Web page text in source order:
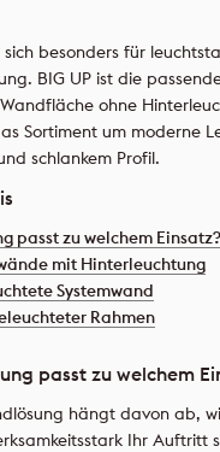
sich besonders für
BIG UP ist die
ohne
Sortiment um moderne
schlankem Profil.
passt zu welchem Einsatz?
mit Hinterleuchtung
Systemwand
Rahmen
passt zu welchem
hängt davon ab,
Ihr Auftritt